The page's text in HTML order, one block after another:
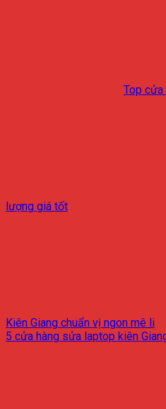
Top cửa
lượng giá tốt
Kiên Giang chuẩn vị ngon mê li
5 cửa hàng sửa laptop kiên